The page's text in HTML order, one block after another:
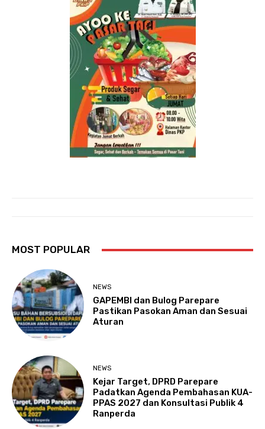
MOST POPULAR
NEWS
GAPEMBI dan Bulog Parepare
Pastikan Pasokan Aman dan Sesuai
Aturan
NEWS
Kejar Target, DPRD Parepare
Padatkan Agenda Pembahasan KUA-
PPAS 2027 dan Konsultasi Publik 4
Ranperda